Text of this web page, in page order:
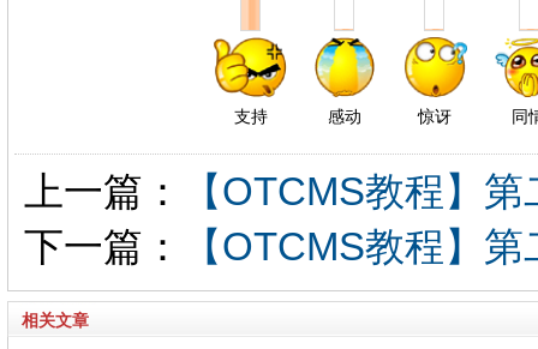
支持 感动 惊讶 同
上一篇：
【OTCMS教程】
下一篇：
【OTCMS教程】
相关文章